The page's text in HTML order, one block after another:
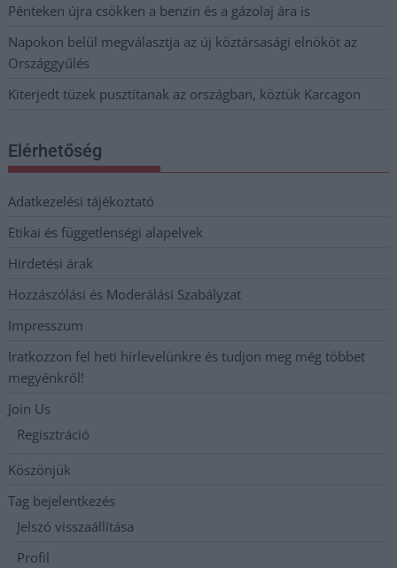
Pénteken újra csökken a benzin és a gázolaj ára is
Napokon belül megválasztja az új köztársasági elnököt az
Országgyűlés
Kiterjedt tüzek pusztítanak az országban, köztük Karcagon
Elérhetőség
Adatkezelési tájékoztató
Etikai és függetlenségi alapelvek
Hirdetési árak
Hozzászólási és Moderálási Szabályzat
Impresszum
Iratkozzon fel heti hírlevelünkre és tudjon meg még többet
megyénkről!
Join Us
Regisztráció
Köszönjük
Tag bejelentkezés
Jelszó visszaállítása
Profil